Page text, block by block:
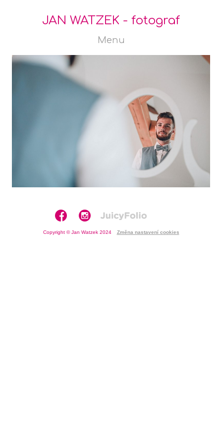
JAN WATZEK - fotograf
Menu
Copyright © Jan Watzek 2024 Změna nastavení cookies